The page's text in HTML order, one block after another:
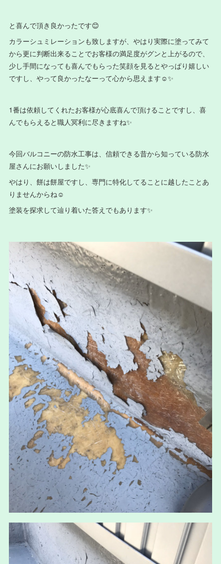
と喜んで頂き良かったです😊
カラーシュミレーションも致しますが、やはり実際に塗ってみて
から更に判断出来ることでお客様の満足度がグンと上がるので、
少し手間になっても喜んでもらった笑顔を見るとやっぱり嬉しい
ですし、やって良かったなーって心から思えます☺️✨
1番は依頼してくれたお客様が心底喜んで頂けることですし、喜
んでもらえると職人冥利に尽きますね✨
今回バルコニーの防水工事は、信頼できる昔から知っている防水
屋さんにお願いしました✨
やはり、餅は餅屋ですし、専門に特化してることに越したことあ
りませんからね☺️
塗装を探求して辿り着いた答えでもあります✨